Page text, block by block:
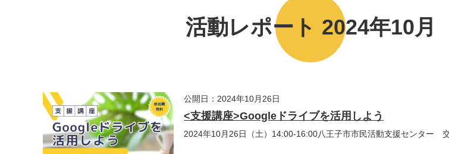
活動レポート 2024年10月
公開日：2024年10月26日
<支援講座>Googleドライブを活用しよう
2024年10月26日（土）14:00-16:00八王子市市民活動支援センター 交